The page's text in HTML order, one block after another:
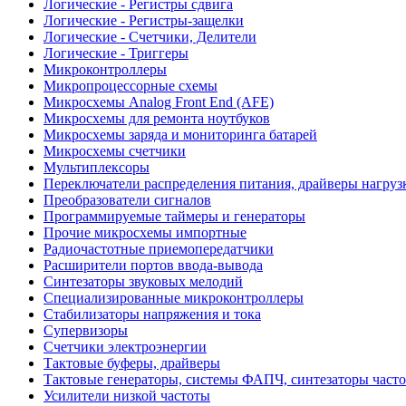
Логические - Регистры сдвига
Логические - Регистры-защелки
Логические - Счетчики, Делители
Логические - Триггеры
Микроконтроллеры
Микропроцессорные схемы
Микросхемы Analog Front End (AFE)
Микросхемы для ремонта ноутбуков
Микросхемы заряда и мониторинга батарей
Микросхемы счетчики
Мультиплексоры
Переключатели распределения питания, драйверы
Преобразователи сигналов
Программируемые таймеры и генераторы
Прочие микросхемы импортные
Радиочастотные приемопередатчики
Расширители портов ввода-вывода
Синтезаторы звуковых мелодий
Специализированные микроконтроллеры
Стабилизаторы напряжения и тока
Супервизоры
Счетчики электроэнергии
Тактовые буферы, драйверы
Тактовые генераторы, системы ФАПЧ, синтезаторы
Усилители низкой частоты